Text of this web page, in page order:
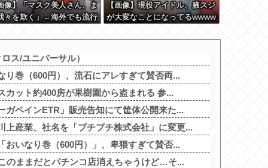
像】「マスク美人さん、ま
々を欺く」←海外でも流行
w
【画像】現役アイドル、腋スジ
が大変なことになってるwwww
ス/ユニバーサル）
り巻（600円）、流石にアレすぎて賛否両...
カット約400房が果樹園から盗まれる 参...
ガペインETR」販売告知にて筐体公開来た...
上産業、社名を「プチプチ株式会社」に変更...
おいなり巻（600円）」、卑猥すぎて賛否...
のままだとパチンコ店消えちゃうけど…そ...